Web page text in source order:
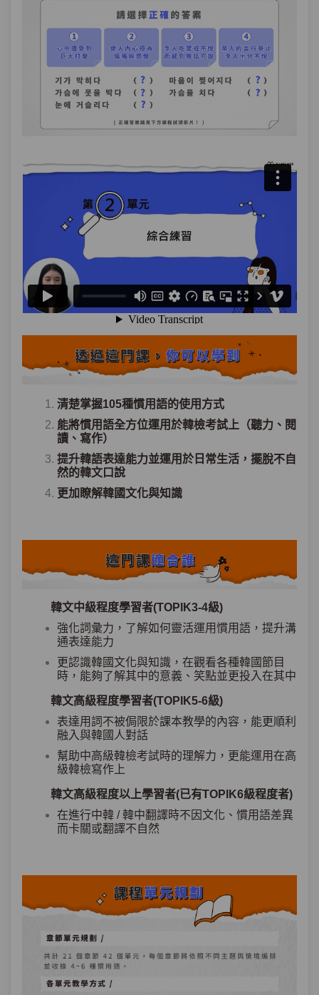
其他常用慣用語(2)
單元1 ＂變成蔥泡菜了＂是什麼意思？
還有這五種其他常用的慣用語(2)
13:26
試看
單元2
五種其他常用的慣用語(2)－綜合
清楚掌握105種慣用語的使用方式
能將慣用語全方位運用於韓檢考試上（聽力、閱
讀、寫作）
提升韓語表達能力並運用於日常生活，擺脫不自
然的韓文口說
更加瞭解韓國文化與知識
韓文中級程度學習者(TOPIK3-4級)
強化詞彙力，了解如何靈活運用慣用語，提升溝
通表達能力
更認識韓國文化與知識，在觀看各種韓國節目
時，能夠了解其中的意義、笑點並更投入在其中
韓文高級程度學習者(TOPIK5-6級)
表達用詞不被侷限於課本教學的內容，能更順利
融入與韓國人對話
幫助中高級韓檢考試時的理解力，更能運用在高
級韓檢寫作上
韓文高級程度以上學習者(已有TOPIK6級程度者)
在進行中韓 / 韓中翻譯時不因文化、慣用語差異
而卡關或翻譯不自然